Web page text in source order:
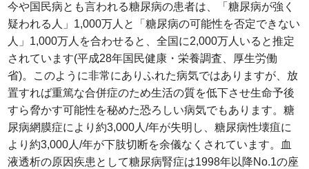
今や国民病とも言われる糖尿病の患者は、「糖尿病が強く
疑われる人」1,000万人と「糖尿病の可能性を否定できない
人」1,000万人を合わせると、全国に2,000万人いると推定
されています(平成28年国民健康・栄養調査、厚生労働
省)。このように非常にありふれた病気ではありますが、放
置すれば重篤な合併症のため生活の質を低下させ生命予後
すら脅かす可能性を秘めた恐ろしい病気でもあります。糖
尿病網膜症により約3,000人/年が失明し、糖尿病性壊疽に
より約3,000人/年が下肢切断を余儀なくされています。血
液透析の原因疾患として糖尿病腎症は1998年以降No.1の座